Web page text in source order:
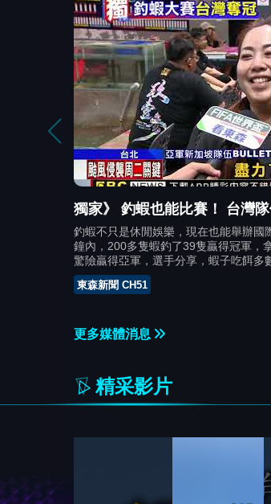
最新》釣蝦競賽「冠軍30萬」
國際釣蝦比賽在新北五股盛大舉辦，
蝦釣到39隻，拿下冠軍贏得30萬台幣
軍，現場最新情況連線記者范宇翔。
東森新聞 CH51
更多媒體消息
精采影片